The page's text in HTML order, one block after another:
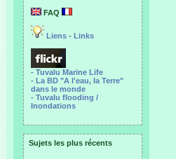
FAQ
Liens - Links
- Tuvalu Marine Life
- La BD "A l'eau, la Terre"
dans le monde
- Tuvalu flooding /
Inondations
Sujets les plus récents